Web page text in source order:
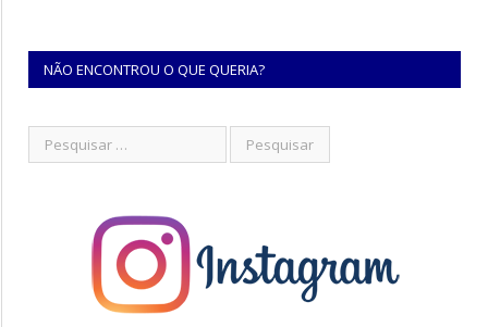
NÃO ENCONTROU O QUE QUERIA?